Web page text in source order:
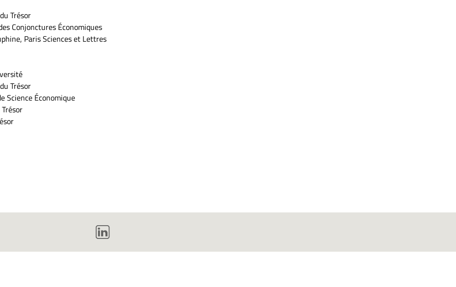
Trésor
Conjonctures Économiques
Paris Sciences et Lettres
Trésor
Science Économique